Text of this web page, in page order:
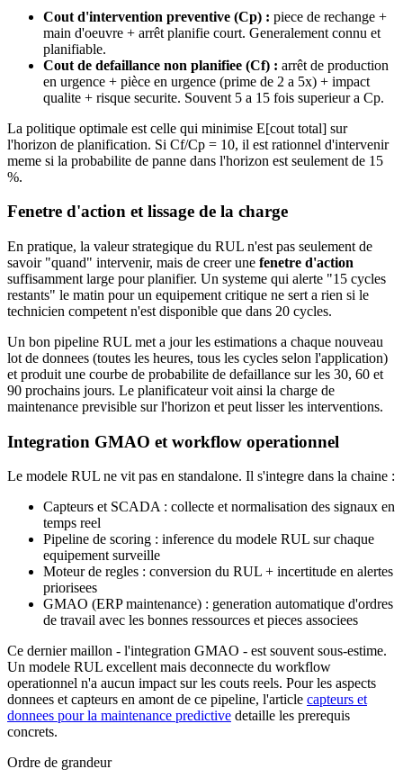
Cout d'intervention preventive (Cp) : piece de rechange +
main d'oeuvre + arrêt planifie court. Generalement connu et
planifiable.
Cout de defaillance non planifiee (Cf) : arrêt de production
en urgence + pièce en urgence (prime de 2 a 5x) + impact
qualite + risque securite. Souvent 5 a 15 fois superieur a Cp.
La politique optimale est celle qui minimise E[cout total] sur
l'horizon de planification. Si Cf/Cp = 10, il est rationnel d'intervenir
meme si la probabilite de panne dans l'horizon est seulement de 15
%.
Fenetre d'action et lissage de la charge
En pratique, la valeur strategique du RUL n'est pas seulement de
savoir "quand" intervenir, mais de creer une fenetre d'action
suffisamment large pour planifier. Un systeme qui alerte "15 cycles
restants" le matin pour un equipement critique ne sert a rien si le
technicien competent n'est disponible que dans 20 cycles.
Un bon pipeline RUL met a jour les estimations a chaque nouveau
lot de donnees (toutes les heures, tous les cycles selon l'application)
et produit une courbe de probabilite de defaillance sur les 30, 60 et
90 prochains jours. Le planificateur voit ainsi la charge de
maintenance previsible sur l'horizon et peut lisser les interventions.
Integration GMAO et workflow operationnel
Le modele RUL ne vit pas en standalone. Il s'integre dans la chaine :
Capteurs et SCADA : collecte et normalisation des signaux en
temps reel
Pipeline de scoring : inference du modele RUL sur chaque
equipement surveille
Moteur de regles : conversion du RUL + incertitude en alertes
priorisees
GMAO (ERP maintenance) : generation automatique d'ordres
de travail avec les bonnes ressources et pieces associees
Ce dernier maillon - l'integration GMAO - est souvent sous-estime.
Un modele RUL excellent mais deconnecte du workflow
operationnel n'a aucun impact sur les couts reels. Pour les aspects
donnees et capteurs en amont de ce pipeline, l'article capteurs et
donnees pour la maintenance predictive detaille les prerequis
concrets.
Ordre de grandeur